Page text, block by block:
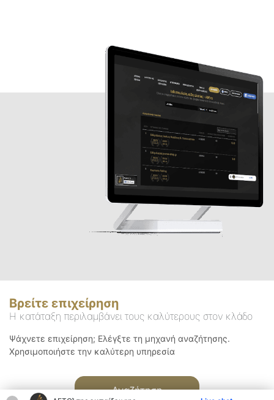
Βρείτε επιχείρηση
Η κατάταξη περιλαμβάνει τους καλύτερους στον κλάδο
Ψάχνετε επιχείρηση; Ελέγξτε τη μηχανή αναζήτησης.
Χρησιμοποιήστε την καλύτερη υπηρεσία
Αναζήτηση